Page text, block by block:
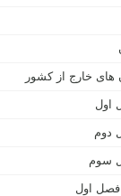
های خارج از کشور
اول
دوم
سوم
اول